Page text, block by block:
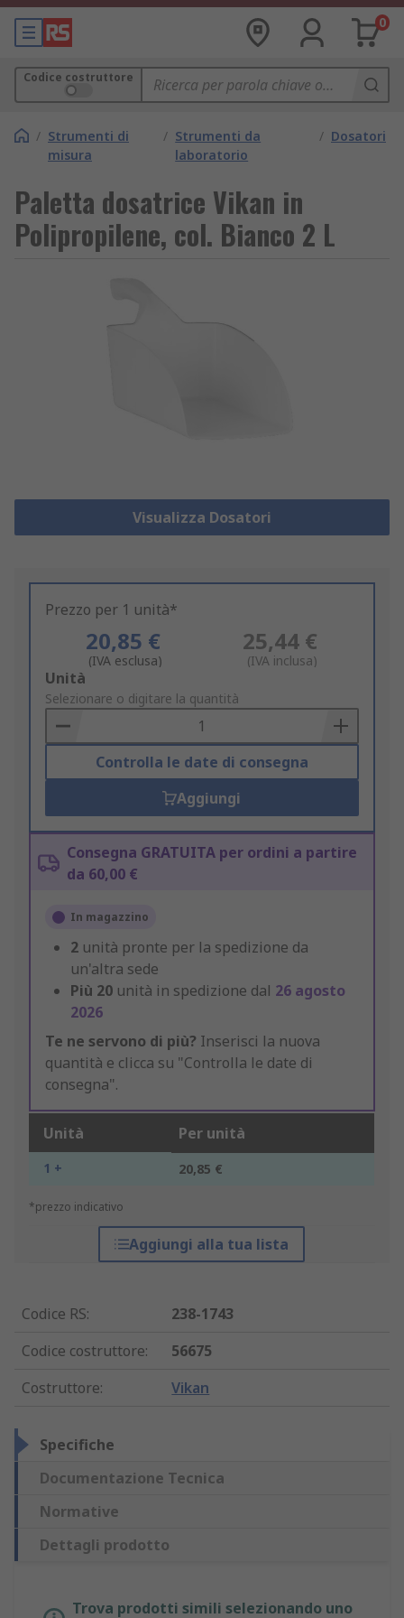
0
Codice costruttore
/ Strumenti di
misura
/ Strumenti da
laboratorio
/ Dosatori
Paletta dosatrice Vikan in
Polipropilene, col. Bianco 2 L
Visualizza Dosatori
Prezzo per 1 unità*
20,85 €
(IVA esclusa)
25,44 €
(IVA inclusa)
Add
to
Basket
Unità
Selezionare o digitare la quantità
Controlla le date di consegna
Aggiungi
Consegna GRATUITA per ordini a partire
da 60,00 €
In magazzino
2 unità pronte per la spedizione da
un'altra sede
Più 20 unità in spedizione dal 26 agosto
2026
Te ne servono di più? Inserisci la nuova
quantità e clicca su "Controlla le date di
consegna".
Unità Per unità
1 + 20,85 €
*prezzo indicativo
Aggiungi alla tua lista
Codice RS:
238-1743
Codice costruttore:
56675
Costruttore: Vikan
Specifiche
Documentazione Tecnica
Normative
Dettagli prodotto
Trova prodotti simili selezionando uno